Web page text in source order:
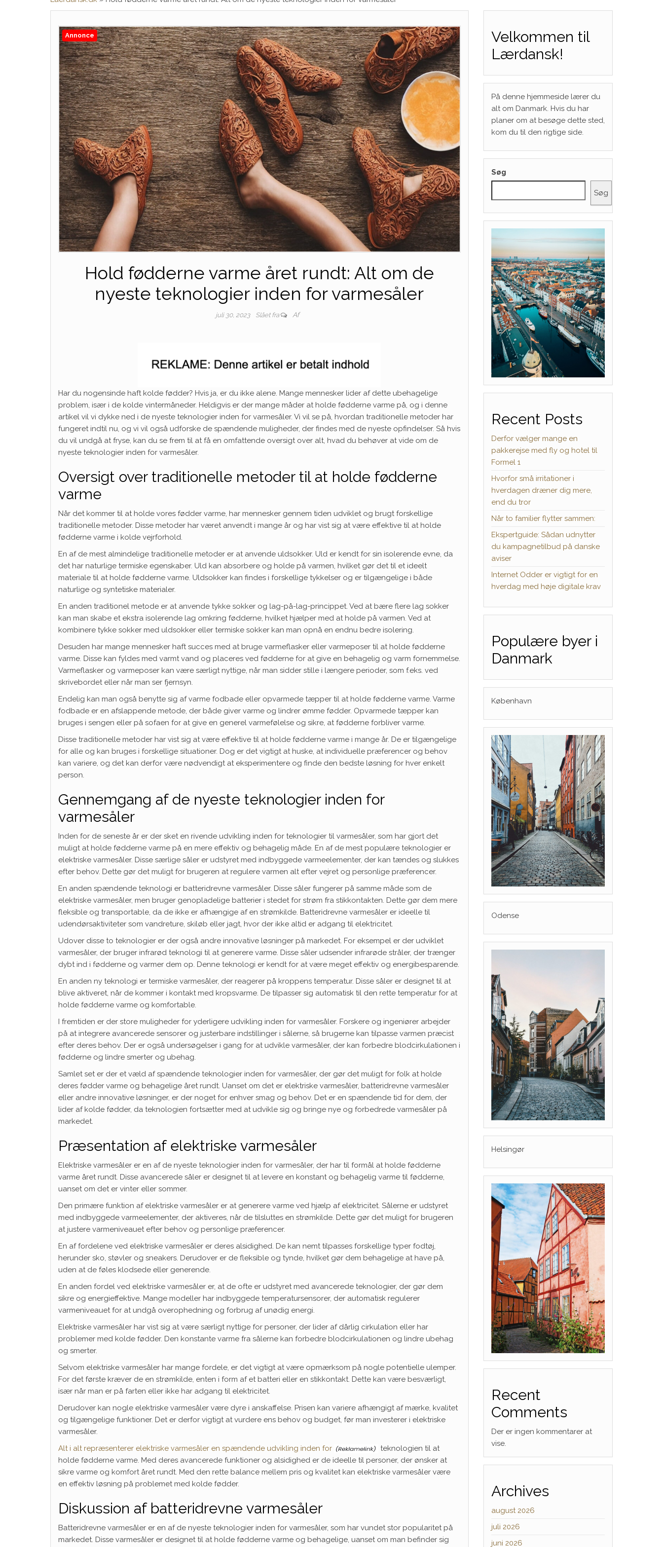
Annonce
Hold fødderne varme året rundt: Alt om de
nyeste teknologier inden for varmesåler
juli 30, 2023 Slået fra Af
Har du nogensinde haft kolde fødder? Hvis ja, er du ikke alene. Mange mennesker lider af dette ubehagelige
problem, især i de kolde vintermåneder. Heldigvis er der mange måder at holde fødderne varme på, og i denne
artikel vil vi dykke ned i de nyeste teknologier inden for varmesåler. Vi vil se på, hvordan traditionelle metoder har
fungeret indtil nu, og vi vil også udforske de spændende muligheder, der findes med de nyeste opfindelser. Så hvis
du vil undgå at fryse, kan du se frem til at få en omfattende oversigt over alt, hvad du behøver at vide om de
nyeste teknologier inden for varmesåler.
Oversigt over traditionelle metoder til at holde fødderne
varme
Når det kommer til at holde vores fødder varme, har mennesker gennem tiden udviklet og brugt forskellige
traditionelle metoder. Disse metoder har været anvendt i mange år og har vist sig at være effektive til at holde
fødderne varme i kolde vejrforhold.
En af de mest almindelige traditionelle metoder er at anvende uldsokker. Uld er kendt for sin isolerende evne, da
det har naturlige termiske egenskaber. Uld kan absorbere og holde på varmen, hvilket gør det til et ideelt
materiale til at holde fødderne varme. Uldsokker kan findes i forskellige tykkelser og er tilgængelige i både
naturlige og syntetiske materialer.
En anden traditionel metode er at anvende tykke sokker og lag-på-lag-princippet. Ved at bære flere lag sokker
kan man skabe et ekstra isolerende lag omkring fødderne, hvilket hjælper med at holde på varmen. Ved at
kombinere tykke sokker med uldsokker eller termiske sokker kan man opnå en endnu bedre isolering.
Desuden har mange mennesker haft succes med at bruge varmeflasker eller varmeposer til at holde fødderne
varme. Disse kan fyldes med varmt vand og placeres ved fødderne for at give en behagelig og varm fornemmelse.
Varmeflasker og varmeposer kan være særligt nyttige, når man sidder stille i længere perioder, som f.eks. ved
skrivebordet eller når man ser fjernsyn.
Endelig kan man også benytte sig af varme fodbade eller opvarmede tæpper til at holde fødderne varme. Varme
fodbade er en afslappende metode, der både giver varme og lindrer ømme fødder. Opvarmede tæpper kan
bruges i sengen eller på sofaen for at give en generel varmefølelse og sikre, at fødderne forbliver varme.
Disse traditionelle metoder har vist sig at være effektive til at holde fødderne varme i mange år. De er tilgængelige
for alle og kan bruges i forskellige situationer. Dog er det vigtigt at huske, at individuelle præferencer og behov
kan variere, og det kan derfor være nødvendigt at eksperimentere og finde den bedste løsning for hver enkelt
person.
Gennemgang af de nyeste teknologier inden for
varmesåler
Inden for de seneste år er der sket en rivende udvikling inden for teknologier til varmesåler, som har gjort det
muligt at holde fødderne varme på en mere effektiv og behagelig måde. En af de mest populære teknologier er
elektriske varmesåler. Disse særlige såler er udstyret med indbyggede varmeelementer, der kan tændes og slukkes
efter behov. Dette gør det muligt for brugeren at regulere varmen alt efter vejret og personlige præferencer.
En anden spændende teknologi er batteridrevne varmesåler. Disse såler fungerer på samme måde som de
elektriske varmesåler, men bruger genopladelige batterier i stedet for strøm fra stikkontakten. Dette gør dem mere
fleksible og transportable, da de ikke er afhængige af en strømkilde. Batteridrevne varmesåler er ideelle til
udendørsaktiviteter som vandreture, skiløb eller jagt, hvor der ikke altid er adgang til elektricitet.
Udover disse to teknologier er der også andre innovative løsninger på markedet. For eksempel er der udviklet
varmesåler, der bruger infrarød teknologi til at generere varme. Disse såler udsender infrarøde stråler, der trænger
dybt ind i fødderne og varmer dem op. Denne teknologi er kendt for at være meget effektiv og energibesparende.
En anden ny teknologi er termiske varmesåler, der reagerer på kroppens temperatur. Disse såler er designet til at
blive aktiveret, når de kommer i kontakt med kropsvarme. De tilpasser sig automatisk til den rette temperatur for at
holde fødderne varme og komfortable.
I fremtiden er der store muligheder for yderligere udvikling inden for varmesåler. Forskere og ingeniører arbejder
på at integrere avancerede sensorer og justerbare indstillinger i sålerne, så brugerne kan tilpasse varmen præcist
efter deres behov. Der er også undersøgelser i gang for at udvikle varmesåler, der kan forbedre blodcirkulationen i
fødderne og lindre smerter og ubehag.
Samlet set er der et væld af spændende teknologier inden for varmesåler, der gør det muligt for folk at holde
deres fødder varme og behagelige året rundt. Uanset om det er elektriske varmesåler, batteridrevne varmesåler
eller andre innovative løsninger, er der noget for enhver smag og behov. Det er en spændende tid for dem, der
lider af kolde fødder, da teknologien fortsætter med at udvikle sig og bringe nye og forbedrede varmesåler på
markedet.
Præsentation af elektriske varmesåler
Elektriske varmesåler er en af de nyeste teknologier inden for varmesåler, der har til formål at holde fødderne
varme året rundt. Disse avancerede såler er designet til at levere en konstant og behagelig varme til fødderne,
uanset om det er vinter eller sommer.
Den primære funktion af elektriske varmesåler er at generere varme ved hjælp af elektricitet. Sålerne er udstyret
med indbyggede varmeelementer, der aktiveres, når de tilsluttes en strømkilde. Dette gør det muligt for brugeren
at justere varmeniveauet efter behov og personlige præferencer.
En af fordelene ved elektriske varmesåler er deres alsidighed. De kan nemt tilpasses forskellige typer fodtøj,
herunder sko, støvler og sneakers. Derudover er de fleksible og tynde, hvilket gør dem behagelige at have på,
uden at de føles klodsede eller generende.
En anden fordel ved elektriske varmesåler er, at de ofte er udstyret med avancerede teknologier, der gør dem
sikre og energieffektive. Mange modeller har indbyggede temperatursensorer, der automatisk regulerer
varmeniveauet for at undgå overophedning og forbrug af unødig energi.
Elektriske varmesåler har vist sig at være særligt nyttige for personer, der lider af dårlig cirkulation eller har
problemer med kolde fødder. Den konstante varme fra sålerne kan forbedre blodcirkulationen og lindre ubehag
og smerter.
Selvom elektriske varmesåler har mange fordele, er det vigtigt at være opmærksom på nogle potentielle ulemper.
For det første kræver de en strømkilde, enten i form af et batteri eller en stikkontakt. Dette kan være besværligt,
især når man er på farten eller ikke har adgang til elektricitet.
Derudover kan nogle elektriske varmesåler være dyre i anskaffelse. Prisen kan variere afhængigt af mærke, kvalitet
og tilgængelige funktioner. Det er derfor vigtigt at vurdere ens behov og budget, før man investerer i elektriske
varmesåler.
Alt i alt repræsenterer elektriske varmesåler en spændende udvikling inden for
teknologien til at
holde fødderne varme. Med deres avancerede funktioner og alsidighed er de ideelle til personer, der ønsker at
sikre varme og komfort året rundt. Med den rette balance mellem pris og kvalitet kan elektriske varmesåler være
en effektiv løsning på problemet med kolde fødder.
Diskussion af batteridrevne varmesåler
Batteridrevne varmesåler er en af de nyeste teknologier inden for varmesåler, som har vundet stor popularitet på
markedet. Disse varmesåler er designet til at holde fødderne varme og behagelige, uanset om man befinder sig
Velkommen til
Lærdansk!
På denne hjemmeside lærer du
alt om Danmark. Hvis du har
planer om at besøge dette sted,
kom du til den rigtige side.
Søg
Søg
Recent Posts
Derfor vælger mange en
pakkerejse med fly og hotel til
Formel 1
Hvorfor små irritationer i
hverdagen dræner dig mere,
end du tror
Når to familier flytter sammen:
Ekspertguide: Sådan udnytter
du kampagnetilbud på danske
aviser
Internet Odder er vigtigt for en
hverdag med høje digitale krav
Populære byer i
Danmark
København
Odense
Helsingør
Recent
Comments
Der er ingen kommentarer at
vise.
Archives
august 2026
juli 2026
juni 2026